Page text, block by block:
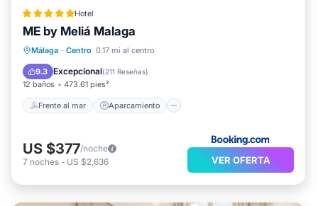
Hotel
ME by Meliá Malaga
Málaga · Centro 0.17 mi al centro
9.3 Excepcional(211 Reseñas)
12 baños 473.61 pies²
Frente al mar Aparcamiento
Frente al mar Aparcamiento
Vista al mar
US $377/noche
7 noches - US $2,636 VER OFERTA